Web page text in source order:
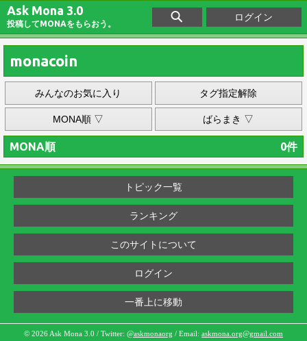
Ask Mona 3.0
投稿してMONAをもらおう。
ログイン
monacoin
みんなのお気に入り タグ指定解除
MONA順 ▽ ばらまき ▽
MONA順 0件
トピック一覧
ランキング
このサイトについて
ログイン
一番上に移動
© 2026 Ask Mona 3.0 / Twitter: @askmonaorg / Email: askmona.org@gmail.com